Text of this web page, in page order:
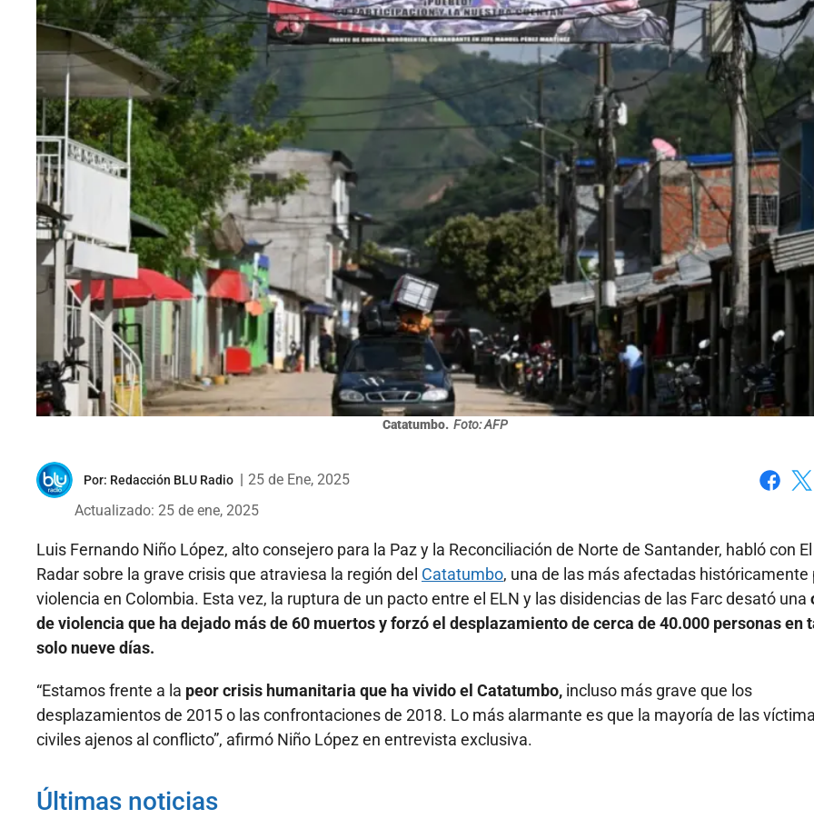
Catatumbo. Foto: AFP
Por: Redacción BLU Radio
25 de Ene, 2025
Actualizado: 25 de ene, 2025
Luis Fernando Niño López, alto consejero para la Paz y la Reconciliación de Norte de Santander, habló con El
Radar sobre la grave crisis que atraviesa la región del Catatumbo, una de las más afectadas históricamente
violencia en Colombia. Esta vez, la ruptura de un pacto entre el ELN y las disidencias de las Farc desató una
de violencia que ha dejado más de 60 muertos y forzó el desplazamiento de cerca de 40.000 personas en
solo nueve días.
“Estamos frente a la peor crisis humanitaria que ha vivido el Catatumbo, incluso más grave que los
desplazamientos de 2015 o las confrontaciones de 2018. Lo más alarmante es que la mayoría de las
civiles ajenos al conflicto”, afirmó Niño López en entrevista exclusiva.
Últimas noticias